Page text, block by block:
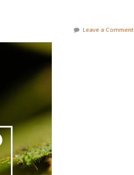
Leave a Comment